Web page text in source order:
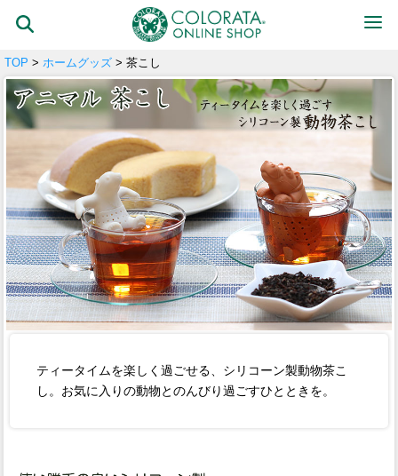
TOP > ホームグッズ > 茶こし
ティータイムを楽しく過ごせる、シリコーン製動物茶こ
し。お気に入りの動物とのんびり過ごすひとときを。